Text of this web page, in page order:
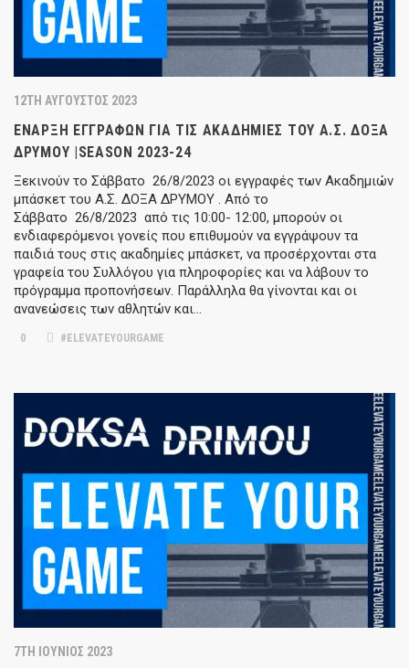
12TH ΑΎΓΟΥΣΤΟΣ 2023
ΈΝΑΡΞΗ ΕΓΓΡΑΦΏΝ ΓΙΑ ΤΙΣ ΑΚΑΔΗΜΊΕΣ ΤΟΥ Α.Σ. ΔΌΞΑ
ΔΡΥΜΟΎ |SEASON 2023-24
Ξεκινούν το Σάββατο 26/8/2023 οι εγγραφές των Ακαδημιών
μπάσκετ του Α.Σ. ΔΟΞΑ ΔΡΥΜΟΥ . Από το
Σάββατο 26/8/2023 από τις 10:00- 12:00, μπορούν οι
ενδιαφερόμενοι γονείς που επιθυμούν να εγγράψουν τα
παιδιά τους στις ακαδημίες μπάσκετ, να προσέρχονται στα
γραφεία του Συλλόγου για πληροφορίες και να λάβουν το
πρόγραμμα προπονήσεων. Παράλληλα θα γίνονται και οι
ανανεώσεις των αθλητών και…
0 #ELEVATEYOURGAME
7TH ΙΟΎΝΙΟΣ 2023